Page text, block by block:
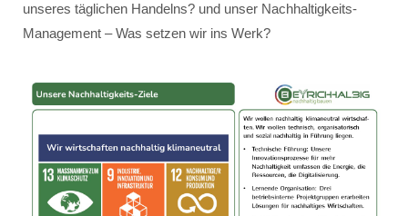
unseres täglichen Handelns? und unser Nachhaltigkeits-
Management – Was setzen wir ins Werk?